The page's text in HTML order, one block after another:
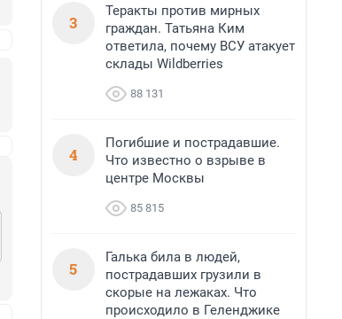
3
Теракты против мирных
граждан. Татьяна Ким
ответила, почему ВСУ атакует
склады Wildberries
88 131
4
Погибшие и пострадавшие.
Что известно о взрыве в
центре Москвы
85 815
5
Галька била в людей,
пострадавших грузили в
скорые на лежаках. Что
происходило в Геленджике